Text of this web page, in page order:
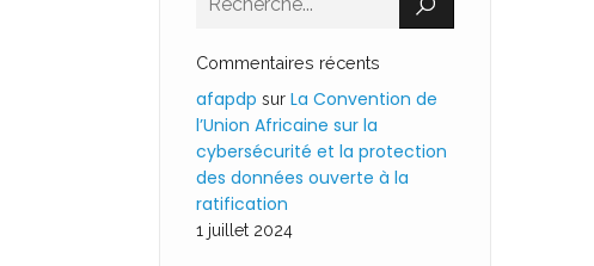
Commentaires récents
afapdp sur La Convention de
l’Union Africaine sur la
cybersécurité et la protection
des données ouverte à la
ratification
1 juillet 2024